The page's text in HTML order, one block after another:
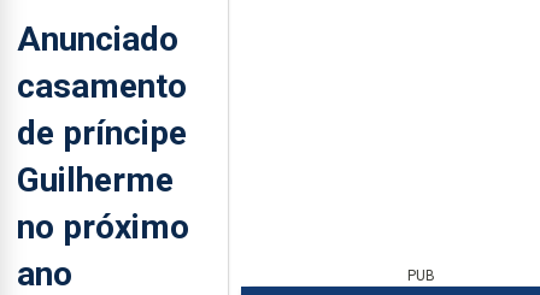
Anunciado
casamento
de príncipe
Guilherme
no próximo
ano
PUB